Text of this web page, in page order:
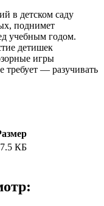
в детском саду
поднимет
учебным годом.
детишек
игры
требует — разучивать
КБ